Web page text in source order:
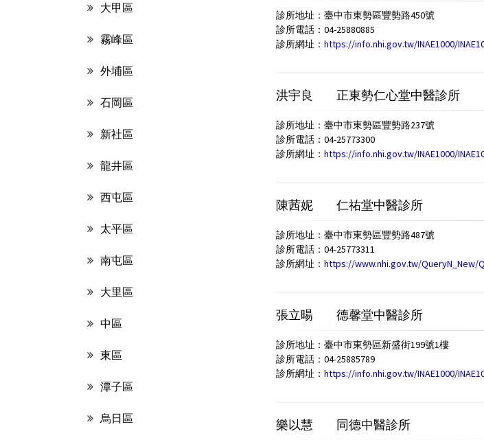
大甲區
霧峰區
外埔區
石岡區
新社區
龍井區
西屯區
太平區
南屯區
大里區
中區
東區
潭子區
烏日區
診所地址：臺中市東勢區豐勢路450號
診所電話：04-25880885
診所網址： https://info.nhi.gov.tw/INAE1000/
洪宇良 正東勢仁心堂中醫診所
診所地址：臺中市東勢區豐勢路237號
診所電話：04-25773300
診所網址： https://info.nhi.gov.tw/INAE1000/
陳茜妮 仁祐堂中醫診所
診所地址：臺中市東勢區豐勢路487號
診所電話：04-25773311
診所網址： https://www.nhi.gov.tw/QueryN_New/
張立暘 德馨堂中醫診所
診所地址：臺中市東勢區新盛街199號1樓
診所電話：04-25885789
診所網址： https://info.nhi.gov.tw/INAE1000/
樂以慧 同德中醫診所